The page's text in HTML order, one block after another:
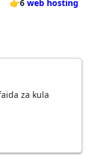
👉6 web hosting
za kula